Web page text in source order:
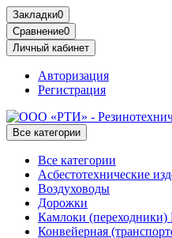
Закладки0
Сравнение0
Личный кабинет
Авторизация
Регистрация
Все категории
Все категории
Асбестотехнические
Воздуховоды
Дорожки
Камлоки (переходники)
Конвейерная